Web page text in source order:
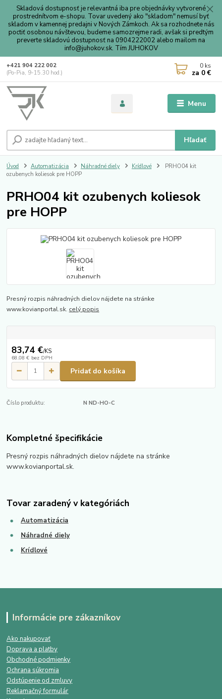
Skladová dostupnosť je relevantná iba pre objednávky vytvorené
prostrednítvom e-shopu. Tovar uvedený ako "skladom" nemusí byť
skladom v kamennej predajni v Nových Zámkoch. Ak sa rozhodnete nás
poctiť osobnou návštevou, budeme samozrejme radi, avšak si predtým
preverte skladovú dostupnosť na 0904222002 alebo mailom na
info@juhokov.sk. Tím JUHOKOV
Menu
Hľadať
+421 904 222 002
(Po-Pia, 9-15.30 hod.)
0 ks
za 0 €
Úvod Automatizácia Náhradné diely Krídlové
PRHO04 kit
ozubenych koliesok pre HOPP
PRHO04 kit ozubenych koliesok
pre HOPP
Presný rozpis náhradných dielov nájdete na stránke
www.kovianportal.sk. celý popis
83,74 €/KS
68,08 € bez DPH
Pridať do košíka
Číslo produktu: N ND-HO-C
Kompletné špecifikácie
Presný rozpis náhradných dielov nájdete na stránke
www.kovianportal.sk.
Tovar zaradený v kategóriách
Automatizácia
Náhradné diely
Krídlové
Informácie pre zákazníkov
Ako nakupovať
Doprava a platby
Obchodné podmienky
Ochrana súkromia
Odstúpenie od zmluvy
Reklamačný formulár